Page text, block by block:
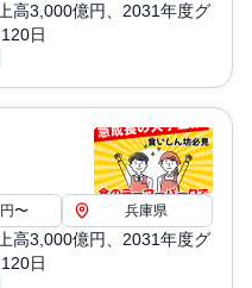
高3,000億円、2031年度グ
日
〜 兵庫県
高3,000億円、2031年度グ
日